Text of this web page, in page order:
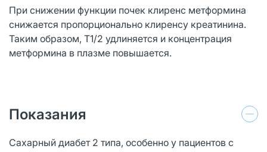
При снижении функции почек клиренс метформина
снижается пропорционально клиренсу креатинина.
Таким образом, T1/2 удлиняется и концентрация
метформина в плазме повышается.
Показания
Сахарный диабет 2 типа, особенно у пациентов с